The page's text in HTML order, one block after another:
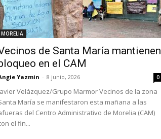
MORELIA
de Santa María mantienen
en el CAM
Yazmin - 8 junio, 2026 0
Velázquez/Grupo Marmor Vecinos de la zona
María se manifestaron esta mañana a las
del Centro Administrativo de Morelia (CAM)
el fin...